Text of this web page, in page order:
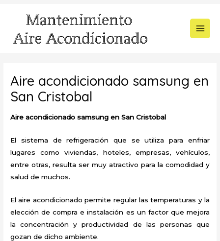
contenido
Aire acondicionado samsung en
San Cristobal
Aire acondicionado samsung en San Cristobal
El sistema de refrigeración que se utiliza para enfriar
lugares como viviendas, hoteles, empresas, vehículos,
entre otras, resulta ser muy atractivo para la comodidad y
salud de muchos.
El aire acondicionado permite regular las temperaturas y la
elección de compra e instalación es un factor que mejora
la concentración y productividad de las personas que
gozan de dicho ambiente.